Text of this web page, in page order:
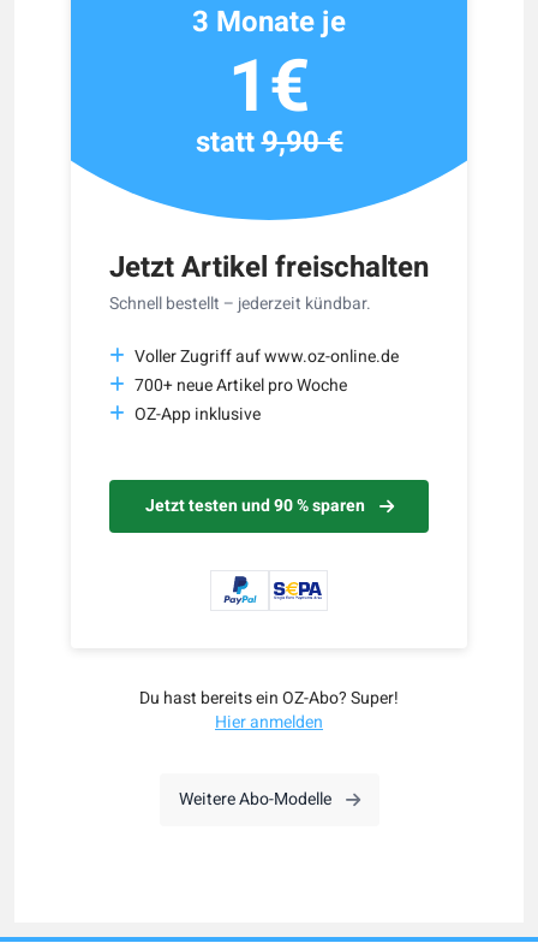
Jetzt Artikel freischalten
Schnell bestellt – jederzeit kündbar.
Voller Zugriff auf www.oz-online.de
700+ neue Artikel pro Woche
OZ-App inklusive
Jetzt testen und 90 % sparen
3 Monate je
1€
statt9,90 €
Du hast bereits ein OZ-Abo? Super!
Hier anmelden
Weitere Abo-Modelle